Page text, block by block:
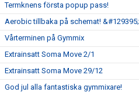
Termknens första popup pass!
Aerobic tillbaka på schemat! &#129395;
Vårterminen på Gymmix
Extrainsatt Soma Move 2/1
Extrainsatt Soma Move 29/12
God jul alla fantastiska gymmixare!